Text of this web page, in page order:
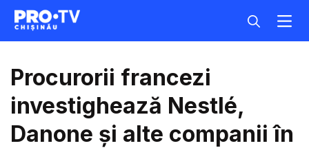
Procurorii francezi
investighează Nestlé,
Danone şi alte companii în